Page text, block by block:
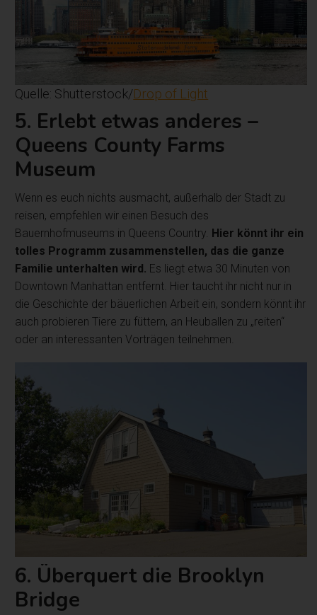
Quelle: Shutterstock/Drop of Light
5. Erlebt etwas anderes –
Queens County Farms
Museum
Wenn es euch nichts ausmacht, außerhalb der Stadt zu
reisen, empfehlen wir einen Besuch des
Bauernhofmuseums in Queens Country. Hier könnt ihr ein
tolles Programm zusammenstellen, das die ganze
Familie unterhalten wird. Es liegt etwa 30 Minuten von
Downtown Manhattan entfernt. Hier taucht ihr nicht nur in
die Geschichte der bäuerlichen Arbeit ein, sondern könnt ihr
auch probieren Tiere zu füttern, an Heuballen zu „reiten“
oder an interessanten Vorträgen teilnehmen.
6. Überquert die Brooklyn
Bridge